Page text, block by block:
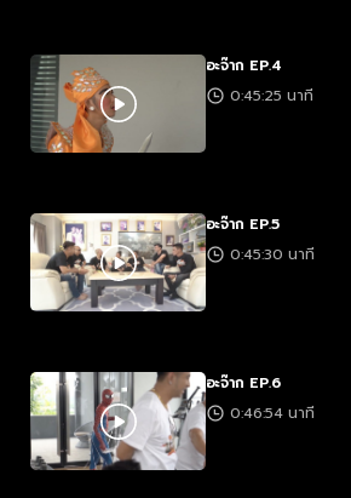
อะจ๊าก EP.4
0:45:25 นาที
อะจ๊าก EP.5
0:45:30 นาที
อะจ๊าก EP.6
0:46:54 นาที